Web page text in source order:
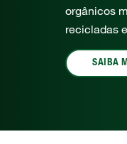
orgânicos
recicladas
SAIBA